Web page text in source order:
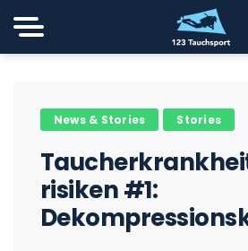
News & Stories Stories
risiken #1: